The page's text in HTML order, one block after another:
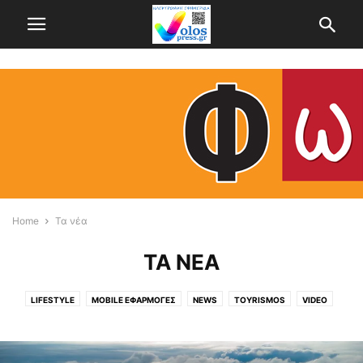
Home Τα νέα
ΤΑ ΝΈΑ
LIFESTYLE MOBILE ΕΦΑΡΜΟΓΈΣ NEWS TOYRISMOS VIDEO
ΑΕΡΟΦΩΤΟΓΡΑΦΙΕΣ ΑΘΗΝΑ ΑΛΜΥΡΌΣ ΑΛΌΝΝΗΣΟΣ ΑΠΌΨΕΙΣ